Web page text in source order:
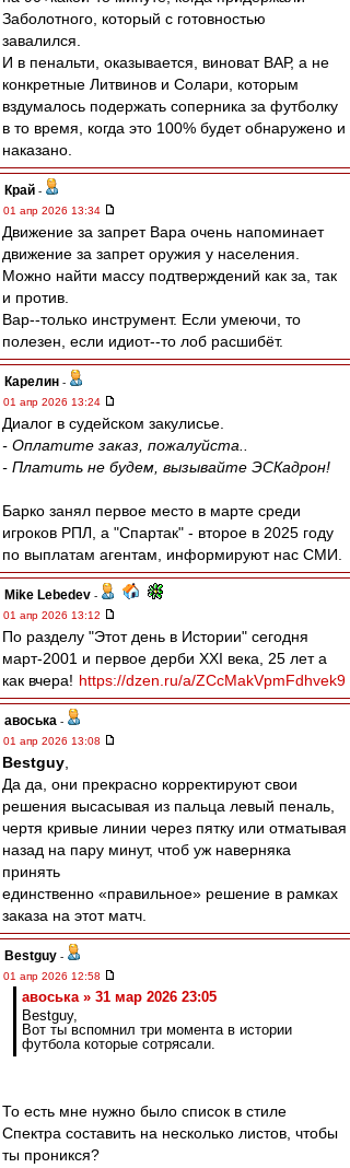
Заболотного, который с готовностью
завалился.
И в пенальти, оказывается, виноват ВАР, а не
конкретные Литвинов и Солари, которым
вздумалось подержать соперника за футболку
в то время, когда это 100% будет обнаружено и
наказано.
Край -
01 апр 2026 13:34
Движение за запрет Вара очень напоминает
движение за запрет оружия у населения.
Можно найти массу подтверждений как за, так
и против.
Вар--только инструмент. Если умеючи, то
полезен, если идиот--то лоб расшибёт.
Карелин -
01 апр 2026 13:24
Диалог в судейском закулисье.
- Оплатите заказ, пожалуйста..
- Платить не будем, вызывайте ЭСКадрон!
Барко занял первое место в марте среди
игроков РПЛ, а "Спартак" - второе в 2025 году
по выплатам агентам, информируют нас СМИ.
Mike Lebedev -
01 апр 2026 13:12
По разделу "Этот день в Истории" сегодня
март-2001 и первое дерби XXI века, 25 лет а
как вчера! https://dzen.ru/a/ZCcMakVpmFdhvek9
авоська -
01 апр 2026 13:08
Bestguy
Да да, они прекрасно корректируют свои
решения высасывая из пальца левый пеналь,
чертя кривые линии через пятку или отматывая
назад на пару минут, чтоб уж наверняка
принять
единственно «правильное» решение в рамках
заказа на этот матч.
Bestguy -
01 апр 2026 12:58
авоська » 31 мар 2026 23:05
Bestguy,
Вот ты вспомнил три момента в истории
футбола которые сотрясали.
То есть мне нужно было список в стиле
Спектра составить на несколько листов, чтобы
ты проникся?